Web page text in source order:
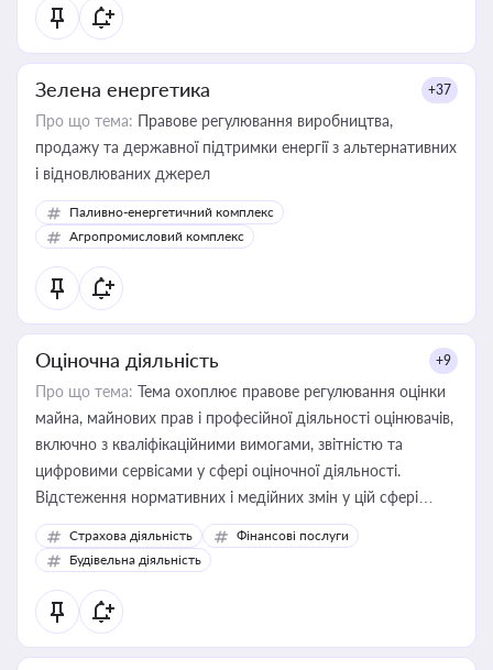
Зелена енергетика +37
Про що тема: Правове регулювання виробництва,
продажу та державної підтримки енергії з альтернативних
і відновлюваних джерел
Паливно-енергетичний комплекс
Агропромисловий комплекс
Оціночна діяльність +9
Про що тема: Тема охоплює правове регулювання оцінки
майна, майнових прав і професійної діяльності оцінювачів,
включно з кваліфікаційними вимогами, звітністю та
цифровими сервісами у сфері оціночної діяльності.
Відстеження нормативних і медійних змін у цій сфері
корисне для власника бізнесу, керівника, юриста або
бухгалтера під час оподаткування, приватизації, оренди
державного майна, корпоративних угод і перевірки
статусу суб'єктів оціночної діяльності
Страхова діяльність
Фінансові послуги
Будівельна діяльність